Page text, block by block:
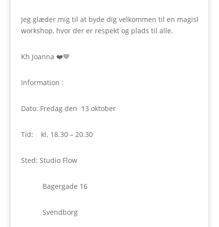
Jeg glæder mig til at byde dig velkommen til en magisk
workshop, hvor der er respekt og plads til alle.
Kh Joanna ❤️💙
Information :
Dato: Fredag den 13 oktober
Tid: kl. 18.30 – 20.30
Sted: Studio Flow
Bagergade 16
Svendborg